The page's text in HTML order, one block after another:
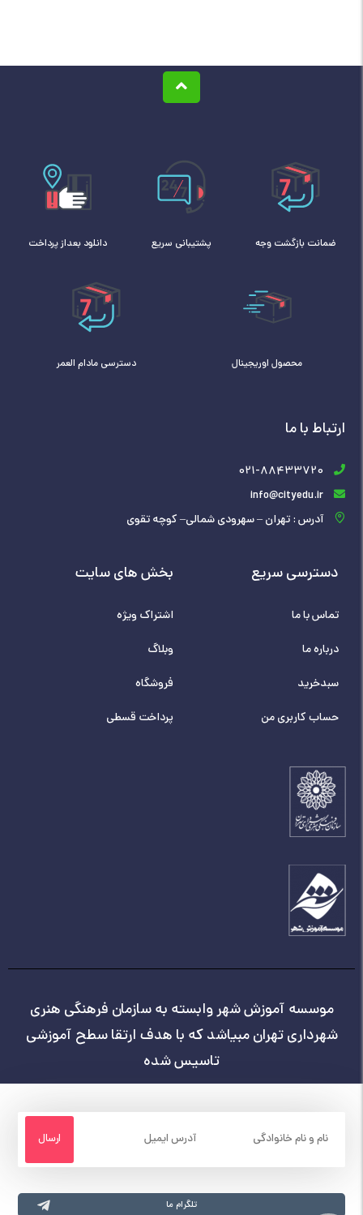
ضمانت بازگشت وجه پشتیبانی سریع دانلود بعداز پرداخت
محصول اوریجینال دسترسی مادام العمر
ارتباط با ما
021-88433720
info@cityedu.ir
آدرس : تهران – سهرودی شمالی– کوچه تقوی
دسترسی سریع
تماس با ما
درباره ما
سبدخرید
حساب کاربری من
بخش های سایت
اشتراک ویژه
وبلاگ
فروشگاه
پرداخت قسطی
موسسه آموزش شهر وابسته به سازمان فرهنگی هنری
شهرداری تهران مبیاشد که با هدف ارتقا سطح آموزشی
تاسیس شده
تلگرام ما